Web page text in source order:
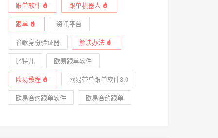
跟单软件
跟单机器人
跟单
资讯平台
谷歌身份验证器
解决办法
比特儿
欧易跟单软件
欧易教程
欧易带单跟单软件3.0
欧易合约跟单软件
欧易合约跟单